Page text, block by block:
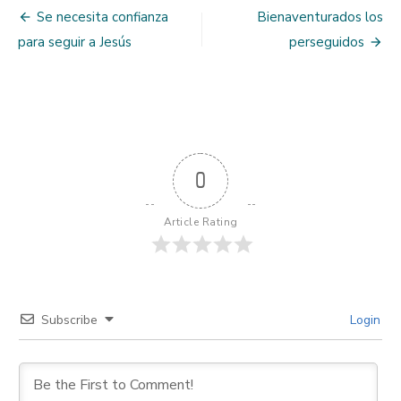
del
Post
navigation
Se necesita confianza
para seguir a Jesús
Bienaventurados los
perseguidos
0
Article Rating
Subscribe Login